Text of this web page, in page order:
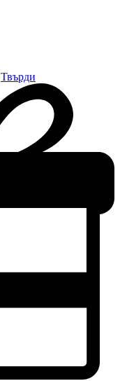
Твърди